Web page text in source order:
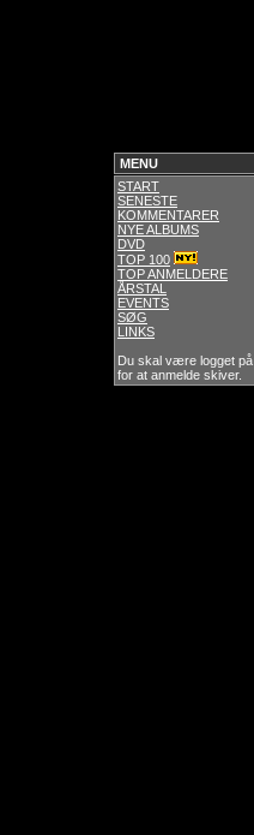
MENU
START
SENESTE
KOMMENTARER
NYE ALBUMS
DVD
TOP 100
TOP ANMELDERE
ÅRSTAL
EVENTS
SØG
LINKS
Du skal være logget på
for at anmelde skiver.